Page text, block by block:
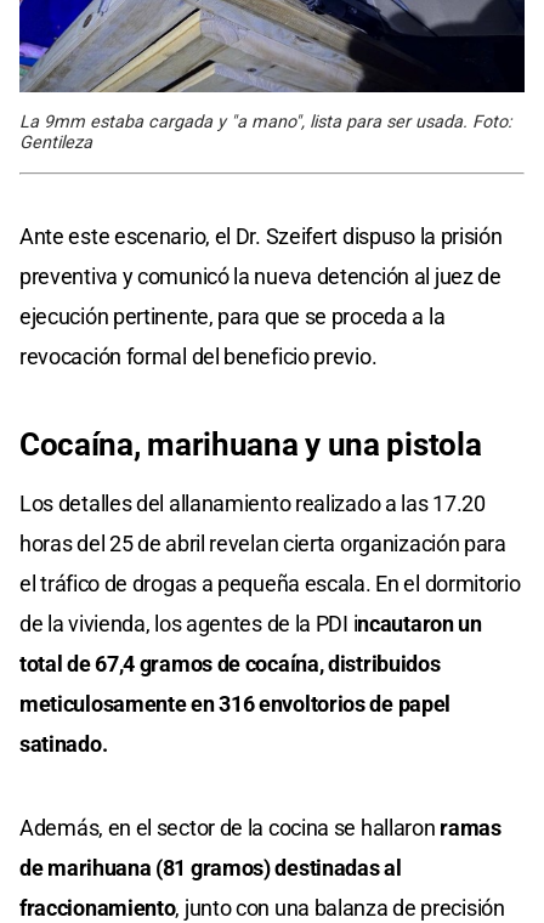
La 9mm estaba cargada y "a mano", lista para ser usada. Foto:
Gentileza
Ante este escenario, el Dr. Szeifert dispuso la prisión
preventiva y comunicó la nueva detención al juez de
ejecución pertinente, para que se proceda a la
revocación formal del beneficio previo.
Cocaína, marihuana y una pistola
Los detalles del allanamiento realizado a las 17.20
horas del 25 de abril revelan cierta organización para
el tráfico de drogas a pequeña escala. En el dormitorio
de la vivienda, los agentes de la PDI incautaron un
total de 67,4 gramos de cocaína, distribuidos
meticulosamente en 316 envoltorios de papel
satinado.
Además, en el sector de la cocina se hallaron ramas
de marihuana (81 gramos) destinadas al
fraccionamiento, junto con una balanza de precisión